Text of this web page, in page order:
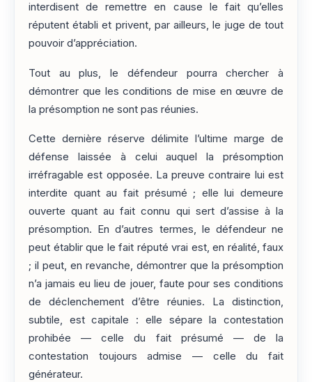
interdisent de remettre en cause le fait qu’elles
réputent établi et privent, par ailleurs, le juge de tout
pouvoir d’appréciation.
Tout au plus, le défendeur pourra chercher à
démontrer que les conditions de mise en œuvre de
la présomption ne sont pas réunies.
Cette dernière réserve délimite l’ultime marge de
défense laissée à celui auquel la présomption
irréfragable est opposée. La preuve contraire lui est
interdite quant au fait présumé ; elle lui demeure
ouverte quant au fait connu qui sert d’assise à la
présomption. En d’autres termes, le défendeur ne
peut établir que le fait réputé vrai est, en réalité, faux
; il peut, en revanche, démontrer que la présomption
n’a jamais eu lieu de jouer, faute pour ses conditions
de déclenchement d’être réunies. La distinction,
subtile, est capitale : elle sépare la contestation
prohibée — celle du fait présumé — de la
contestation toujours admise — celle du fait
générateur.